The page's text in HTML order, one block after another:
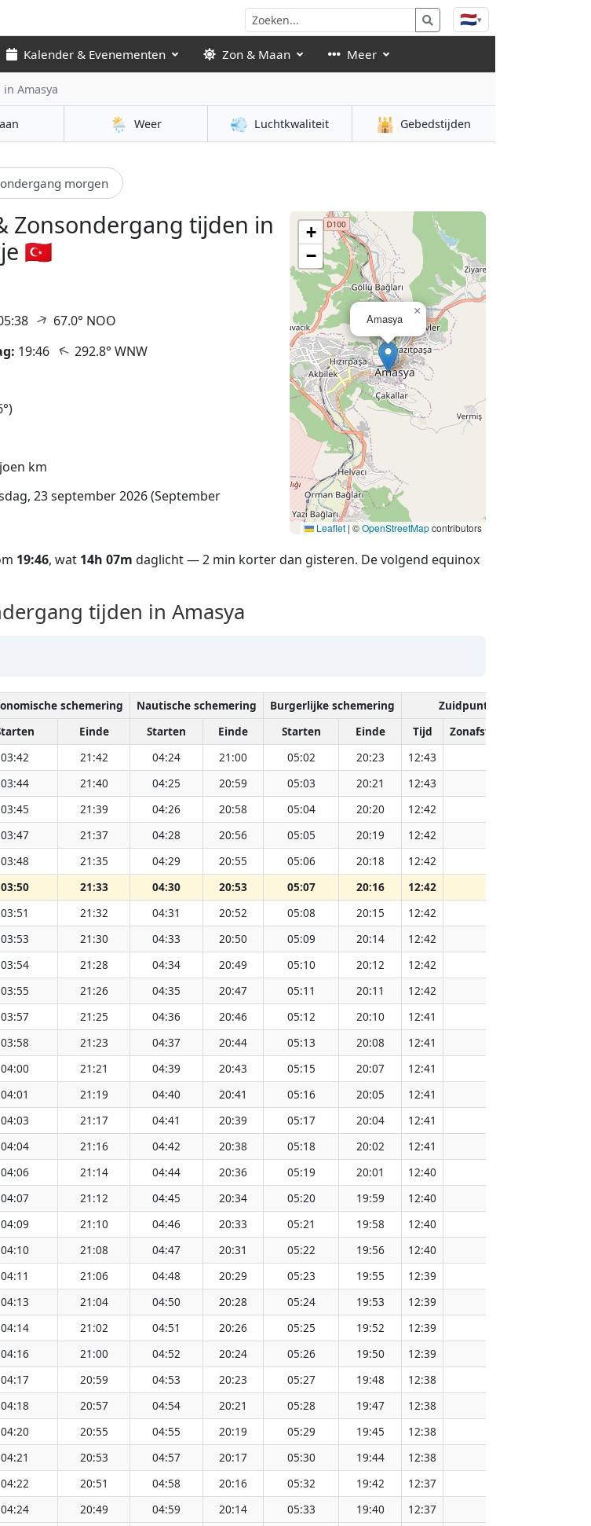
🇳🇱▾
Kalender & Evenementen Zon & Maan Meer
in Amasya
🌦️ Weer 💨 Luchtkwaliteit 🕌 Gebedstijden
morgen
Zonsondergang tijden in
🇹🇷
↑ 67.0° NOO
19:46 ↑ 292.8° WNW
km
23 september 2026 (September
Amasya
×
+
−
Leaflet | ©OpenStreetMapcontributors
19:46, wat 14h 07m daglicht — 2 min korter dan gisteren. De volgend equinox
tijden in Amasya
schemering Nautische schemering Burgerlijke schemering
Zuidpunt van de zon
Einde Starten Einde Starten Einde Tijd
Zonafstand (Miljoen km)
03:42 21:42 04:24 21:00 05:02 20:23 12:43
03:44 21:40 04:25 20:59 05:03 20:21 12:43
03:45 21:39 04:26 20:58 05:04 20:20 12:42
03:47 21:37 04:28 20:56 05:05 20:19 12:42
03:48 21:35 04:29 20:55 05:06 20:18 12:42
03:50 21:33 04:30 20:53 05:07 20:16 12:42
03:51 21:32 04:31 20:52 05:08 20:15 12:42
03:53 21:30 04:33 20:50 05:09 20:14 12:42
03:54 21:28 04:34 20:49 05:10 20:12 12:42
03:55 21:26 04:35 20:47 05:11 20:11 12:42
03:57 21:25 04:36 20:46 05:12 20:10 12:41
03:58 21:23 04:37 20:44 05:13 20:08 12:41
04:00 21:21 04:39 20:43 05:15 20:07 12:41
04:01 21:19 04:40 20:41 05:16 20:05 12:41
04:03 21:17 04:41 20:39 05:17 20:04 12:41
04:04 21:16 04:42 20:38 05:18 20:02 12:41
04:06 21:14 04:44 20:36 05:19 20:01 12:40
04:07 21:12 04:45 20:34 05:20 19:59 12:40
04:09 21:10 04:46 20:33 05:21 19:58 12:40
04:10 21:08 04:47 20:31 05:22 19:56 12:40
04:11 21:06 04:48 20:29 05:23 19:55 12:39
04:13 21:04 04:50 20:28 05:24 19:53 12:39
04:14 21:02 04:51 20:26 05:25 19:52 12:39
04:16 21:00 04:52 20:24 05:26 19:50 12:39
04:17 20:59 04:53 20:23 05:27 19:48 12:38
04:18 20:57 04:54 20:21 05:28 19:47 12:38
04:20 20:55 04:55 20:19 05:29 19:45 12:38
04:21 20:53 04:57 20:17 05:30 19:44 12:38
04:22 20:51 04:58 20:16 05:32 19:42 12:37
04:24 20:49 04:59 20:14 05:33 19:40 12:37